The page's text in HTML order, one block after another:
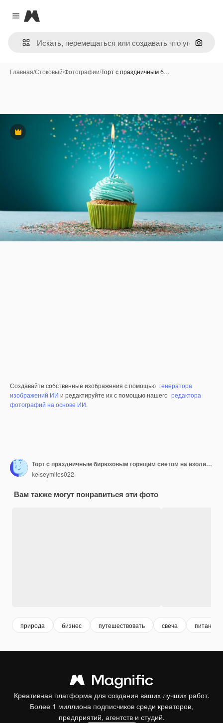
Close menu
Magnific
Поиск
Главная/Стоковый/Фотографии/Торт с праздничным б…
Премиум
Создавайте собственные изображения с помощью генератора
изображений ИИ и редактируйте их с помощью нашего редактора
фотографий на основе ИИ.
Торт с праздничным бирюзовым горящим светом на изолированном фоне
kelseymiles022
Вам также могут понравиться эти фото
природа бизнес путешествовать свеча питание
Креативная платформа для создания ваших лучших работ.
Более 1 миллиона подписчиков среди креаторов,
предприятий, агентств и студий.